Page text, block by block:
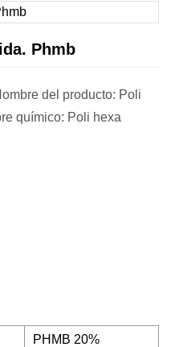
Phmb
del producto: Poli
químico: Poli hexa
PHMB 20%